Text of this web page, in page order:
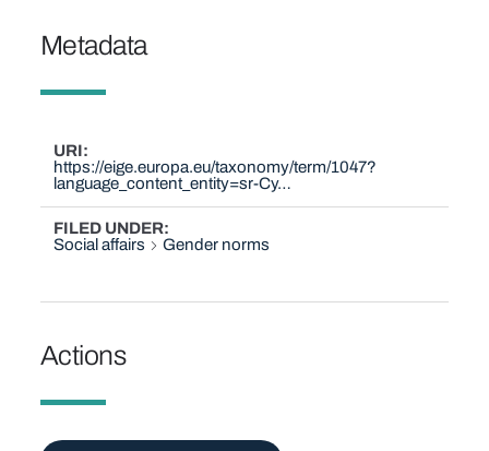
Metadata
URI
https://eige.europa.eu/taxonomy/term/1047?
language_content_entity=sr-Cy…
FILED UNDER
Social affairs
Gender norms
Actions